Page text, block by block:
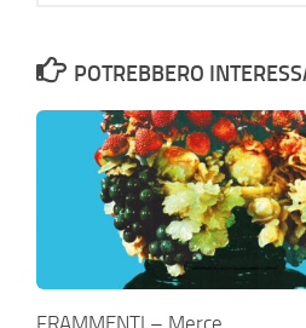
POTREBBERO
FRAMMENTI – Merce